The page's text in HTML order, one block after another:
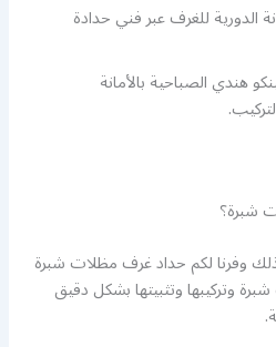
الدورية للغرف عبر فني حدادة
هندي الصباحية بالأمانة
شبرة؟
وفرنا لكم حداد غرف مظلات شبرة
وتركيبها وتثبيتها بشكل دقيق